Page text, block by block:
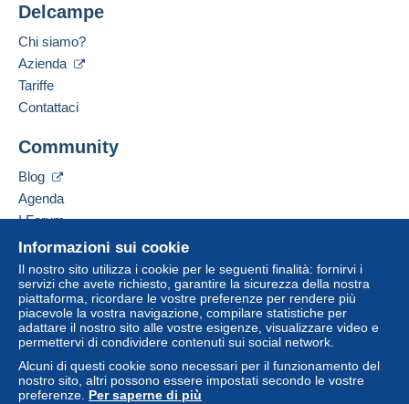
Informazioni sui cookie
Il nostro sito utilizza i cookie per le seguenti finalità: fornirvi i
servizi che avete richiesto, garantire la sicurezza della nostra
piattaforma, ricordare le vostre preferenze per rendere più
piacevole la vostra navigazione, compilare statistiche per
adattare il nostro sito alle vostre esigenze, visualizzare video e
permettervi di condividere contenuti sui social network.
Alcuni di questi cookie sono necessari per il funzionamento del
nostro sito, altri possono essere impostati secondo le vostre
preferenze. Per saperne di più
Delcampe
Chi siamo?
Azienda
Tariffe
Contattaci
Community
Blog
Agenda
I Forum
Video
Aiuto
Centro assistenza
Acquistare su Delcampe
Un sito sicuro